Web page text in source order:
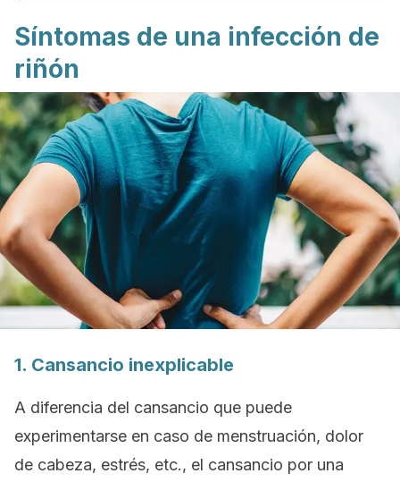
Síntomas de una infección de
riñón
1. Cansancio inexplicable
A diferencia del cansancio que puede
experimentarse en caso de menstruación, dolor
de cabeza, estrés, etc., el cansancio por una